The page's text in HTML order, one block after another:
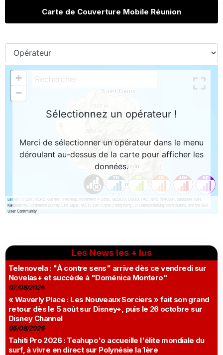
Carte de Couverture Mobile Réunion
Les News les + lus
Telenovela : "À contre sens" arrive dès ce vendredi sur
Novelas+ et succède à "Doménica Montero"
07/08/2026
« Waverly Place : Les Nouveaux Sorciers » fait son grand
retour dès le 5 août sur Disney+, puis le 26 octobre sur
Disney Channel
05/08/2026
Tahiti Pro 2026 : Teahupo'o accueille l'élite mondiale du
surf, à vivre en direct sur Polynésie la 1ère